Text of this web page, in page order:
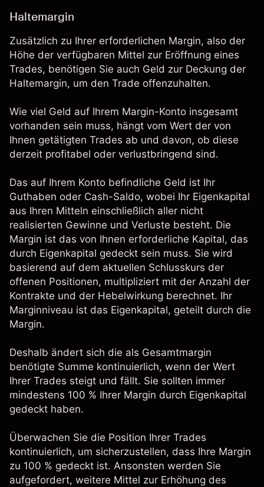
Haltemargin
Zusätzlich zu Ihrer erforderlichen Margin, also der
Höhe der verfügbaren Mittel zur Eröffnung eines
Trades, benötigen Sie auch Geld zur Deckung der
Haltemargin, um den Trade offenzuhalten.
Wie viel Geld auf Ihrem Margin-Konto insgesamt
vorhanden sein muss, hängt vom Wert der von
Ihnen getätigten Trades ab und davon, ob diese
derzeit profitabel oder verlustbringend sind.
Das auf Ihrem Konto befindliche Geld ist Ihr
Guthaben oder Cash-Saldo, wobei Ihr Eigenkapital
aus Ihren Mitteln einschließlich aller nicht
realisierten Gewinne und Verluste besteht. Die
Margin ist das von Ihnen erforderliche Kapital, das
durch Eigenkapital gedeckt sein muss. Sie wird
basierend auf dem aktuellen Schlusskurs der
offenen Positionen, multipliziert mit der Anzahl der
Kontrakte und der Hebelwirkung berechnet. Ihr
Marginniveau ist das Eigenkapital, geteilt durch die
Margin.
Deshalb ändert sich die als Gesamtmargin
benötigte Summe kontinuierlich, wenn der Wert
Ihrer Trades steigt und fällt. Sie sollten immer
mindestens 100 % Ihrer Margin durch Eigenkapital
gedeckt haben.
Überwachen Sie die Position Ihrer Trades
kontinuierlich, um sicherzustellen, dass Ihre Margin
zu 100 % gedeckt ist. Ansonsten werden Sie
aufgefordert, weitere Mittel zur Erhöhung des